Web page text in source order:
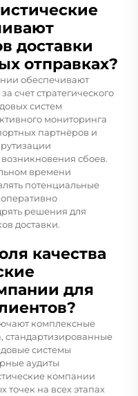
доставки
отправках?
обеспечивают
счет стратегического
систем
мониторинга
партнёров и
сбоев.
времени
потенциальные
решения для
доставки.
качества
для
комплексные
стандартизированные
системы
аудиты
компании
точек на всех этапах